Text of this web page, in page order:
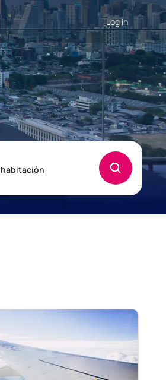
Log in